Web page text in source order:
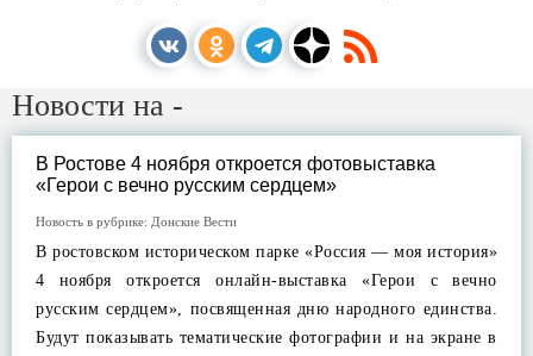
Новости на -
В Ростове 4 ноября откроется фотовыставка
«Герои с вечно русским сердцем»
Новость в рубрике: Донские Вести
В ростовском историческом парке «Россия — моя история»
4 ноября откроется онлайн-выставка «Герои с вечно
русским сердцем», посвященная дню народного единства.
Будут показывать тематические фотографии и на экране в